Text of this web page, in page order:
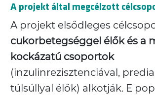
A projekt által megcélzott
A projekt elsődleges
cukorbetegséggel élők és a
kockázatú csoportok
(inzulinrezisztenciával,
túlsúllyal élők) alkotják. E